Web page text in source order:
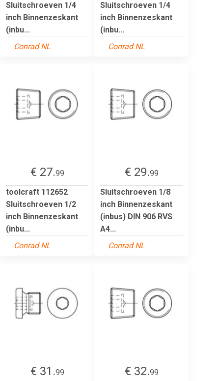
Sluitschroeven 1/4
inch Binnenzeskant
(inbu...
Conrad NL
Sluitschroeven 1/4
inch Binnenzeskant
(inbu...
Conrad NL
€ 27.99
toolcraft 112652
Sluitschroeven 1/2
inch Binnenzeskant
(inbu...
Conrad NL
€ 29.99
Sluitschroeven 1/8
inch Binnenzeskant
(inbus) DIN 906 RVS
A4...
Conrad NL
€ 31.99
€ 32.99